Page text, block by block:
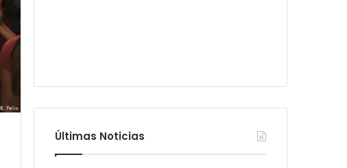
Últimas Noticias